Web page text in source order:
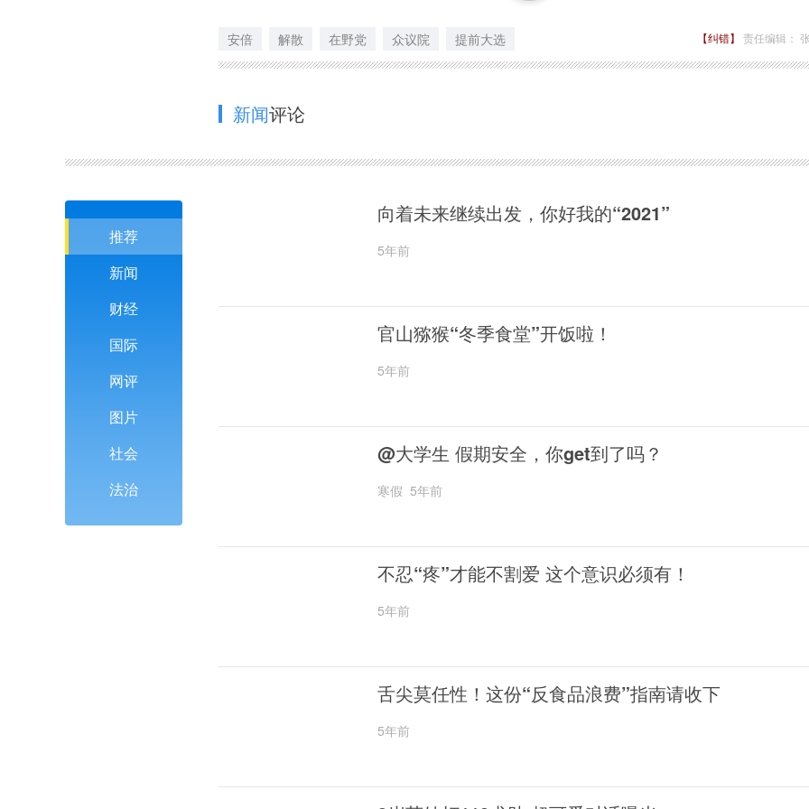
安倍 解散 在野党 众议院 提前大选 【纠错】 责任编辑：
新闻评论
推荐
新闻
财经
国际
网评
图片
社会
法治
向着未来继续出发，你好我的“2021”
5年前
官山猕猴“冬季食堂”开饭啦！
5年前
@大学生 假期安全，你get到了吗？
寒假 5年前
不忍“疼”才能不割爱 这个意识必须有！
5年前
舌尖莫任性！这份“反食品浪费”指南请收下
5年前